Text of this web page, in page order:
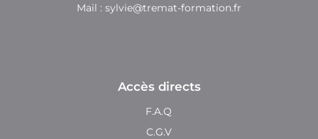
Mail : sylvie@tremat-formation.fr
Accès directs
F.A.Q
C.G.V